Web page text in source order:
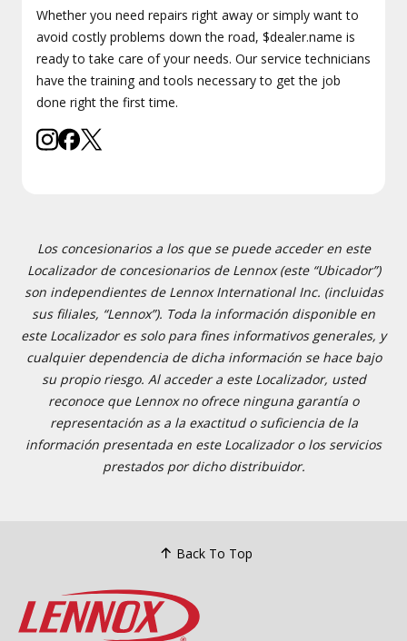
Whether you need repairs right away or simply want to
avoid costly problems down the road, $dealer.name is
ready to take care of your needs. Our service technicians
have the training and tools necessary to get the job
done right the first time.
Los concesionarios a los que se puede acceder en este
Localizador de concesionarios de Lennox (este “Ubicador”)
son independientes de Lennox International Inc. (incluidas
sus filiales, “Lennox”). Toda la información disponible en
este Localizador es solo para fines informativos generales, y
cualquier dependencia de dicha información se hace bajo
su propio riesgo. Al acceder a este Localizador, usted
reconoce que Lennox no ofrece ninguna garantía o
representación as a la exactitud o suficiencia de la
información presentada en este Localizador o los servicios
prestados por dicho distribuidor.
Back To Top